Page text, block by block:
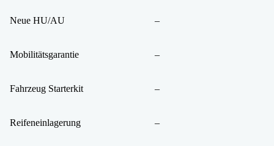
Neue HU/AU –
Mobilitätsgarantie –
Fahrzeug Starterkit –
Reifeneinlagerung –